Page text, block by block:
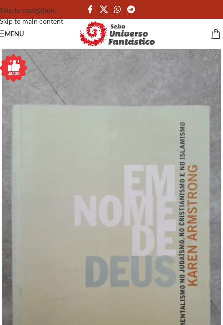
Skip to navigation
Skip to main content
MENU